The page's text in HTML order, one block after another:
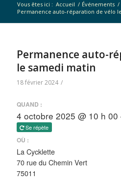
Vous êtes ici : Accueil / Événements /
Permanence auto-réparation de vélo
Permanence auto-
le samedi matin
18 février 2024 /
QUAND :
4 octobre 2025 @ 10 h 00
Se répète
OÙ :
La Cycklette
70 rue du Chemin Vert
75011